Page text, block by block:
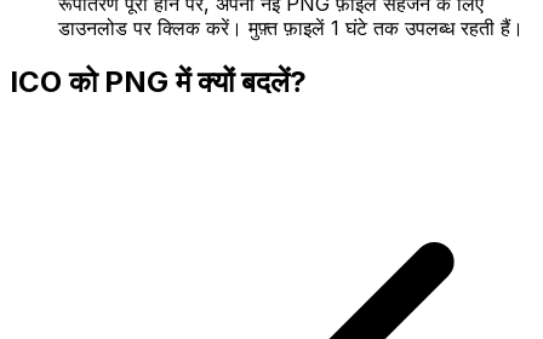
डाउनलोड पर क्लिक करें। मुफ़्त फ़ाइलें 1 घंटे तक उपलब्ध रहती हैं।
ICO को PNG में क्यों बदलें?